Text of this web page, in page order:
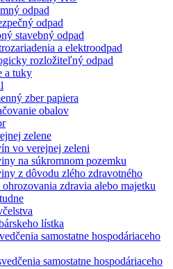
odpad
odpad
stavebný odpad
a elektroodpad
rozložiteľný odpad
a tuky
zber papiera
obalov
zelene
vo verejnej zeleni
na súkromnom pozemku
z dôvodu zlého zdravotného
ohrozovania zdravia alebo majetku
lístka
samostatne hospodáriaceho
samostatne hospodáriaceho